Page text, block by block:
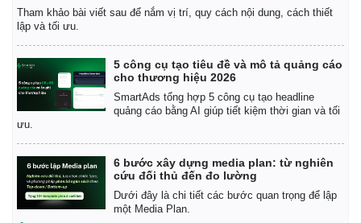
Tham khảo bài viết sau để nắm vị trí, quy cách nội dung, cách thiết
lập và tối ưu.
5 công cụ tạo tiêu đề và mô tả quảng cáo
cho thương hiệu 2026
SmartAds tổng hợp 5 công cụ tạo headline
quảng cáo bằng AI giúp tiết kiệm thời gian và tối
ưu.
6 bước xây dựng media plan: từ nghiên
cứu đối thủ đến đo lường
Dưới đây là chi tiết các bước quan trọng để lập
một Media Plan.